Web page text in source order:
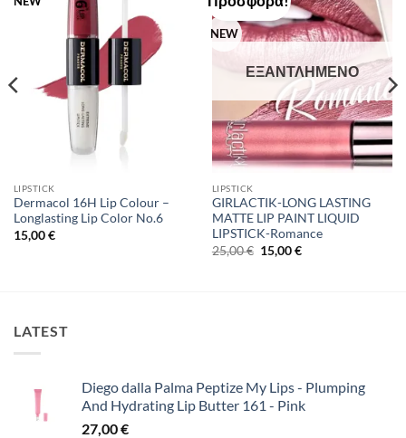
LIPSTICK
Dermacol 16H Lip Colour –
Longlasting Lip Color No.6
15,00€
NEW
Wishlist
ΕΞΑΝΤΛΗΜΈΝΟ
LIPSTICK
GIRLACTIK-LONG LASTING
MATTE LIP PAINT LIQUID
LIPSTICK-Romance
25,00€ Original
price
15,00€Η
LATEST
Diego dalla Palma Peptize My Lips - Plumping
And Hydrating Lip Butter 161 - Pink
27,00€